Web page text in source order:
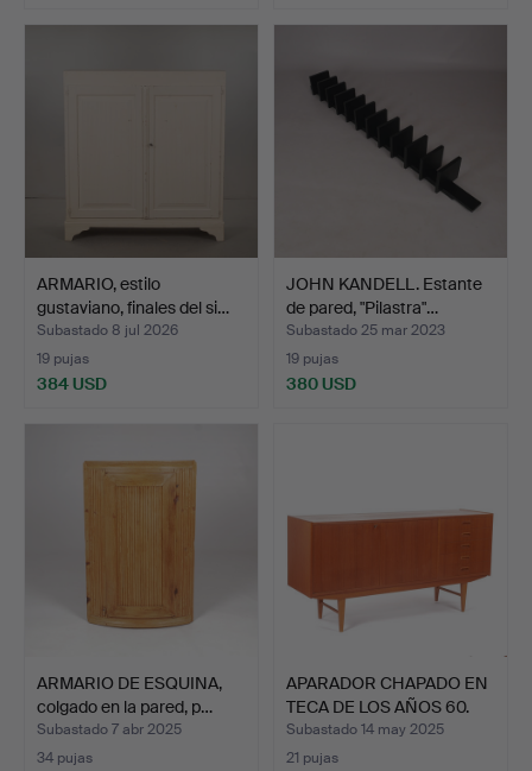
ARMARIO, estilo
gustaviano, finales del si…
Subastado 8 jul 2026
19 pujas
384 USD
JOHN KANDELL. Estante
de pared, "Pilastra"…
Subastado 25 mar 2023
19 pujas
380 USD
ARMARIO DE ESQUINA,
colgado en la pared, p…
Subastado 7 abr 2025
34 pujas
APARADOR CHAPADO EN
TECA DE LOS AÑOS 60.
Subastado 14 may 2025
21 pujas